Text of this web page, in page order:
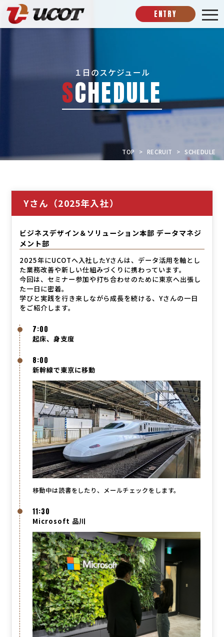
ENTRY
１日のスケジュール
SCHEDULE
TOP RECRUIT SCHEDULE
Yさん（2025年入社）
ビジネスデザイン＆ソリューション本部 データマネジ
メント部
2025年にUCOTへ入社したYさんは、データ活用を軸とし
た業務改善や新しい仕組みづくりに携わっています。
今回は、セミナー参加や打ち合わせのために東京へ出張し
た一日に密着。
学びと実践を行き来しながら成長を続ける、Yさんの一日
をご紹介します。
7:00
起床、身支度
8:00
新幹線で東京に移動
移動中は読書をしたり、メールチェックをします。
11:30
Microsoft 品川